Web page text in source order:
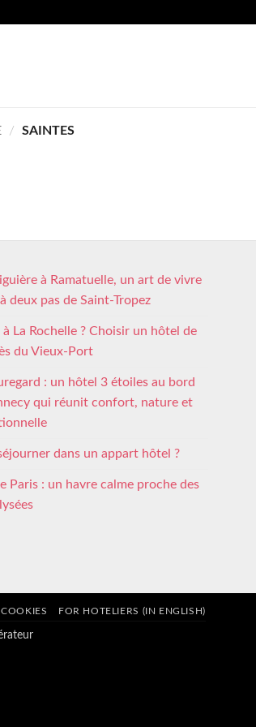
/
SAINTES
à Ramatuelle, un art de vivre
deux pas de Saint-Tropez
La Rochelle ? Choisir un hôtel de
du Vieux-Port
: un hôtel 3 étoiles au bord
qui réunit confort, nature et
dans un appart hôtel ?
Paris : un havre calme proche des
FOR HOTELIERS (IN ENGLISH)